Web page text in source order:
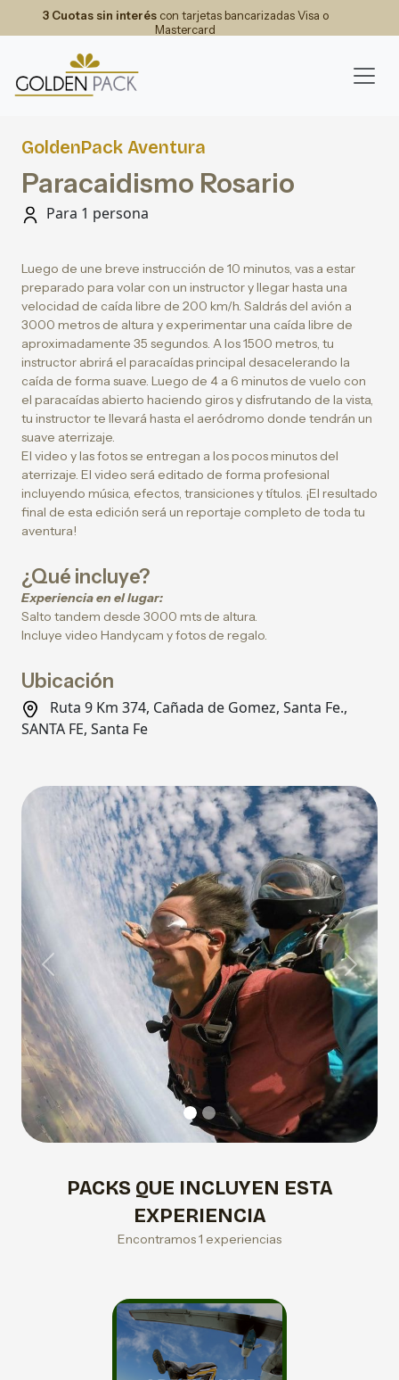
3 Cuotas sin interéscon tarjetas bancarizadas Visa o
Mastercard
GoldenPack Aventura
Paracaidismo Rosario
Para 1 persona
Luego de une breve instrucción de 10 minutos, vas a estar
preparado para volar con un instructor y llegar hasta una
velocidad de caída libre de 200 km/h. Saldrás del avión a
3000 metros de altura y experimentar una caída libre de
aproximadamente 35 segundos. A los 1500 metros, tu
instructor abrirá el paracaídas principal desacelerando la
caída de forma suave. Luego de 4 a 6 minutos de vuelo con
el paracaídas abierto haciendo giros y disfrutando de la vista,
tu instructor te llevará hasta el aeródromo donde tendrán un
suave aterrizaje.
El video y las fotos se entregan a los pocos minutos del
aterrizaje. El video será editado de forma profesional
incluyendo música, efectos, transiciones y títulos. ¡El resultado
final de esta edición será un reportaje completo de toda tu
aventura!
¿Qué incluye?
Experiencia en el lugar:
Salto tandem desde 3000 mts de altura.
Incluye video Handycam y fotos de regalo.
Ubicación
Ruta 9 Km 374, Cañada de Gomez, Santa Fe.,
SANTA FE, Santa Fe
Previous Next
PACKS QUE INCLUYEN ESTA
EXPERIENCIA
Encontramos 1 experiencias